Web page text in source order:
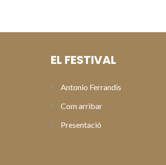
EL FESTIVAL
Antonio Ferrandis
Com arribar
Presentació